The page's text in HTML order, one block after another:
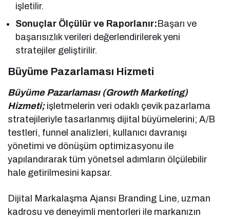
işletilir.
Sonuçlar Ölçülür ve Raporlanır:Başarı ve
başarısızlık verileri değerlendirilerek yeni
stratejiler geliştirilir.
Büyüme Pazarlaması Hizmeti
Büyüme Pazarlaması (Growth Marketing)
Hizmeti; işletmelerin veri odaklı çevik pazarlama
stratejileriyle tasarlanmış dijital büyümelerini; A/B
testleri, funnel analizleri, kullanıcı davranışı
yönetimi ve dönüşüm optimizasyonu ile
yapılandırarak tüm yönetsel adımların ölçülebilir
hale getirilmesini kapsar.
Dijital Markalaşma Ajansı Branding Line, uzman
kadrosu ve deneyimli mentorleri ile markanızın